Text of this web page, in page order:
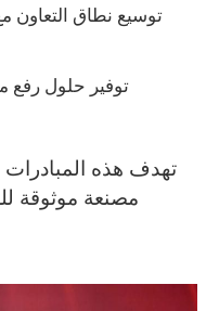
توسيع نطاق التعاون
توفير حلول رفع
تهدف هذه المبادرات
مصنعة موثوقة